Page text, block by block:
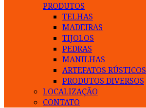
PRODUTOS
TELHAS
MADEIRAS
TIJOLOS
PEDRAS
MANILHAS
ARTEFATOS RÚSTICOS
PRODUTOS DIVERSOS
LOCALIZAÇÃO
CONTATO